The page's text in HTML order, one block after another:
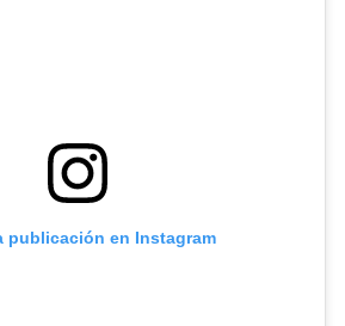
publicación en Instagram